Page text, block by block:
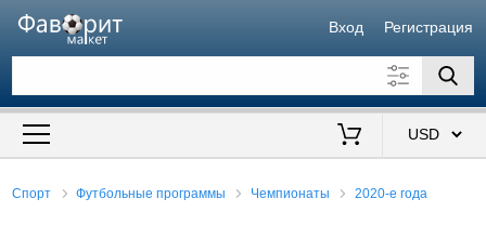
Вход Регистрация
Искать также в описании
Спорт Футбольные программы Чемпионаты 2020-е года